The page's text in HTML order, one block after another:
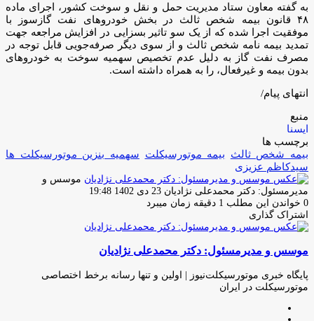
به گفته معاون ستاد مدیریت حمل و نقل و سوخت کشور، اجرای ماده
۴۸ قانون بیمه شخص ثالث در بخش خودروهای نفت گازسوز با
موفقیت اجرا شده که از یک سو تاثیر بسزایی در افزایش مراجعه جهت
تمدید بیمه نامه شخص ثالث و از سوی دیگر صرفه‌جویی قابل توجه در
مصرف نفت گاز به دلیل عدم تخصیص سهمیه سوخت به خودروهای
بدون بیمه و غیرفعال، را به همراه داشته است.
انتهای پیام/
منبع
ایسنا
برچسب ها
بیمه شخص ثالث
بیمه موتورسیکلت
سهمیه بنزین موتورسیکلت ها
سیدکاظم عزیزی
موسس و
مدیرمسئول: دکتر محمدعلی نژادیان ارسال
ایمیل
23 دی 1402 19:48
0 خواندن این مطلب 1 دقیقه زمان میبرد
اشتراک گذاری
فیس
توئیتر
لینکدین
واتس
تلگرام
اشتراک
از
ایمیل
چاپ
موسس و مدیرمسئول: دکتر محمدعلی نژادیان
پایگاه خبری موتورسیکلت‌نیوز | اولین و تنها رسانه برخط اختصاصی
موتورسیکلت در ایران